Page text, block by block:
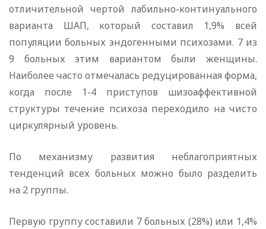
отличительной чертой лабильно-континуального
варианта ШАП, который составил 1,9% всей
популяции больных эндогенными психозами. 7 из
9 больных этим вариантом были женщины.
Наиболее часто отмечалась редуцированная форма,
когда после 1-4 приступов шизоаффективной
структуры течение психоза переходило на чисто
циркулярный уровень.
По механизму развития неблагоприятных
тенденций всех больных можно было разделить
на 2 группы.
Первую группу составили 7 больных (28%) или 1,4%